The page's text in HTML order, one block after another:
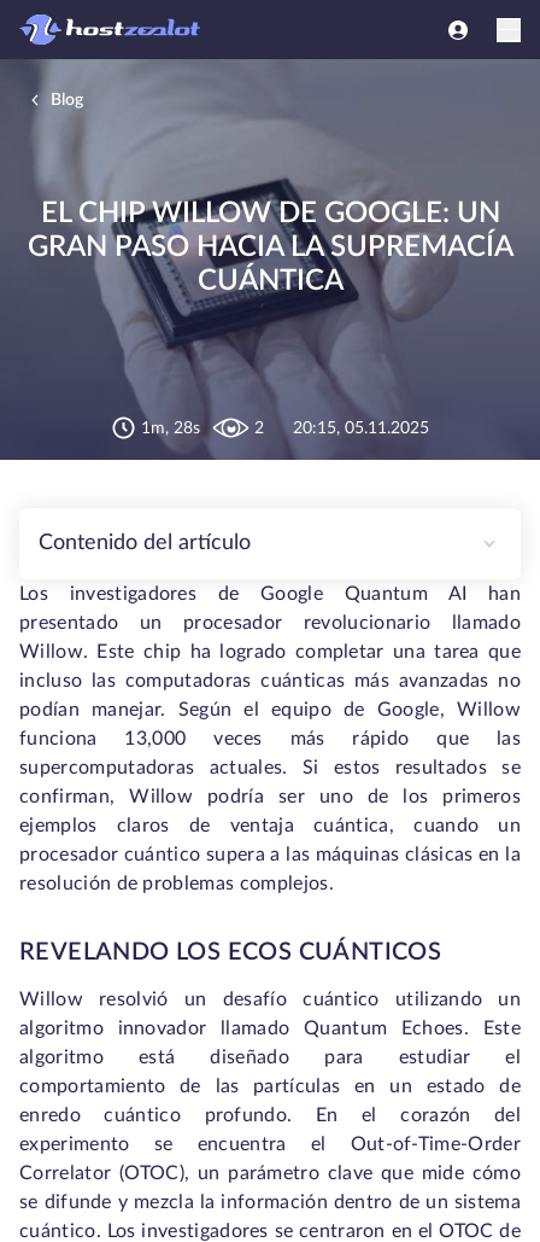
Blog
EL CHIP WILLOW DE GOOGLE: UN
GRAN PASO HACIA LA SUPREMACÍA
CUÁNTICA
1m, 28s 2 20:15, 05.11.2025
Contenido del artículo
Los investigadores de Google Quantum AI han
presentado un procesador revolucionario llamado
Willow. Este chip ha logrado completar una tarea que
incluso las computadoras cuánticas más avanzadas no
podían manejar. Según el equipo de Google, Willow
funciona 13,000 veces más rápido que las
supercomputadoras actuales. Si estos resultados se
confirman, Willow podría ser uno de los primeros
ejemplos claros de ventaja cuántica, cuando un
procesador cuántico supera a las máquinas clásicas en la
resolución de problemas complejos.
REVELANDO LOS ECOS CUÁNTICOS
Willow resolvió un desafío cuántico utilizando un
algoritmo innovador llamado Quantum Echoes. Este
algoritmo está diseñado para estudiar el
comportamiento de las partículas en un estado de
enredo cuántico profundo. En el corazón del
experimento se encuentra el Out-of-Time-Order
Correlator (OTOC), un parámetro clave que mide cómo
se difunde y mezcla la información dentro de un sistema
cuántico. Los investigadores se centraron en el OTOC de